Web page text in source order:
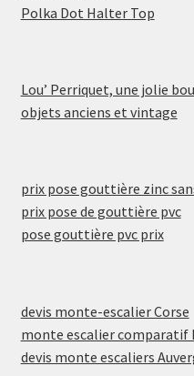
Polka Dot Halter Top
Lou’ Perriquet, une jolie
objets anciens et vintage
prix pose gouttière zinc
prix pose de gouttière pvc
pose gouttière pvc prix
devis monte-escalier Corse
monte escalier comparatif
devis monte escaliers